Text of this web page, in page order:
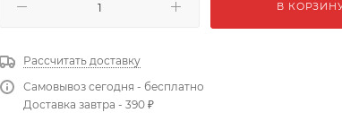
В
Рассчитать доставку
Самовывоз сегодня - бесплатно
Доставка завтра - 390 ₽